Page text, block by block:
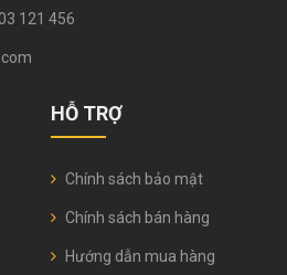
121 456
HỖ TRỢ
Chính sách bảo mật
Chính sách bán hàng
Hướng dẫn mua hàng